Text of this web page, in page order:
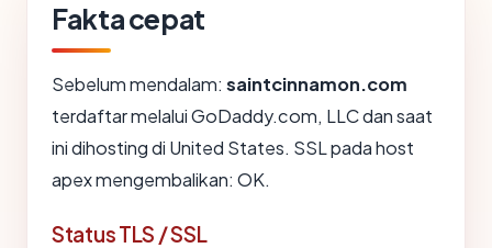
Fakta cepat
Sebelum mendalam: saintcinnamon.com
terdaftar melalui GoDaddy.com, LLC dan saat
ini dihosting di United States. SSL pada host
apex mengembalikan: OK.
Status TLS / SSL